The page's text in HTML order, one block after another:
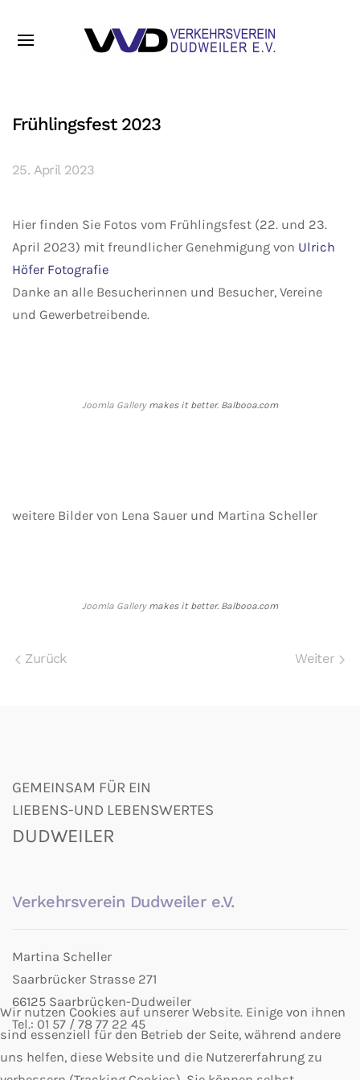
Frühlingsfest 2023
25. April 2023
Hier finden Sie Fotos vom Frühlingsfest (22. und 23.
April 2023) mit freundlicher Genehmigung von Ulrich
Höfer Fotografie
Danke an alle Besucherinnen und Besucher, Vereine
und Gewerbetreibende.
Joomla Gallerymakes it better. Balbooa.com
weitere Bilder von Lena Sauer und Martina Scheller
Joomla Gallerymakes it better. Balbooa.com
Zurück Weiter
GEMEINSAM FÜR EIN
LIEBENS-UND LEBENSWERTES
DUDWEILER
Verkehrsverein Dudweiler e.V.
Martina Scheller
Saarbrücker Strasse 271
66125 Saarbrücken-Dudweiler
Tel.: 01 57 / 78 77 22 45
Wir nutzen Cookies auf unserer Website. Einige von ihnen
sind essenziell für den Betrieb der Seite, während andere
uns helfen, diese Website und die Nutzererfahrung zu